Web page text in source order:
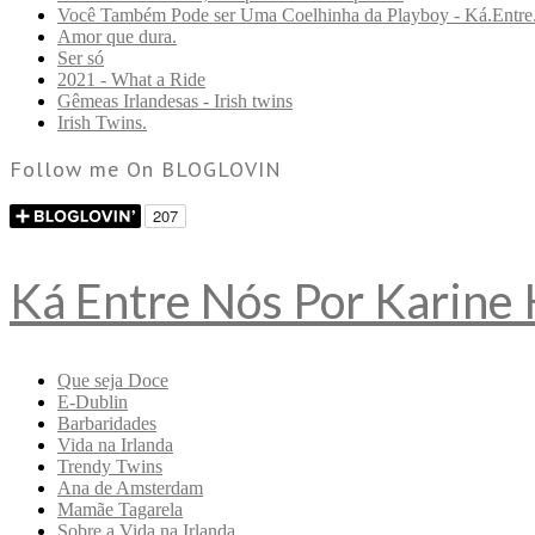
Você Também Pode ser Uma Coelhinha da Playboy -
Amor que dura.
Ser só
2021 - What a Ride
Gêmeas Irlandesas - Irish twins
Irish Twins.
Follow me On BLOGLOVIN
Ká Entre Nós Por Karine
Que seja Doce
E-Dublin
Barbaridades
Vida na Irlanda
Trendy Twins
Ana de Amsterdam
Mamãe Tagarela
Sobre a Vida na Irlanda